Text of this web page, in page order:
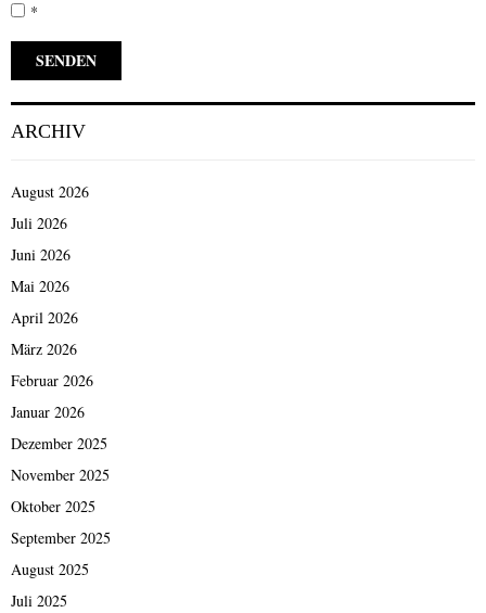
*
ARCHIV
August 2026
Juli 2026
Juni 2026
Mai 2026
April 2026
März 2026
Februar 2026
Januar 2026
Dezember 2025
November 2025
Oktober 2025
September 2025
August 2025
Juli 2025